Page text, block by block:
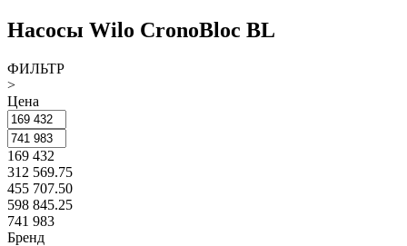
Насосы Wilo CronoBloc BL
ФИЛЬТР
>
Цена
169 432
312 569.75
455 707.50
598 845.25
741 983
Бренд